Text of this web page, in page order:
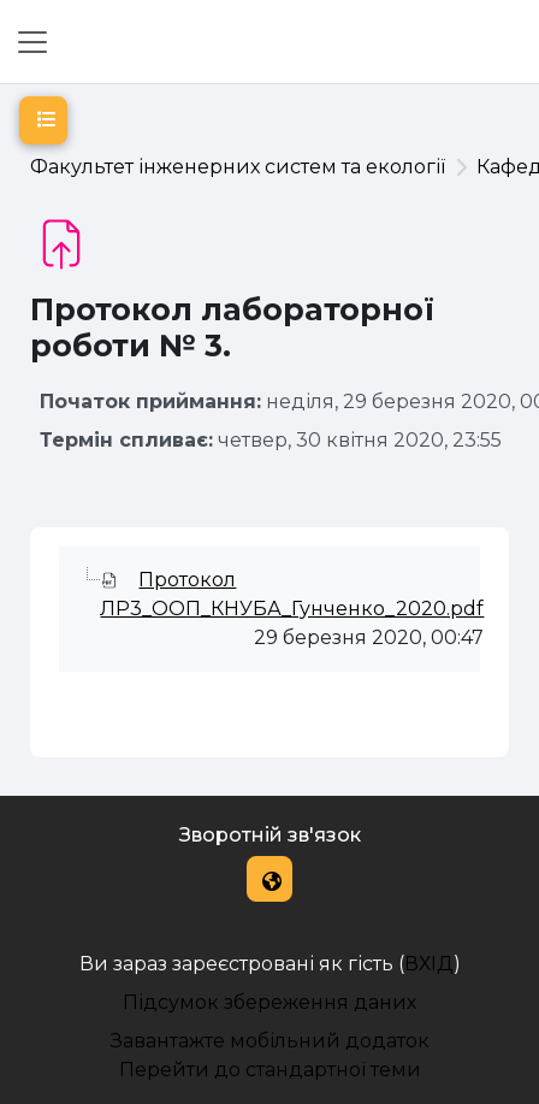
Факультет інженерних систем та екології
Протокол лабораторної
роботи № 3.
Початок приймання: неділя, 29 березня 2020,
Термін спливає: четвер, 30 квітня 2020, 23:55
Відкритий покажчик курсу
Протокол
ЛР3_ООП_КНУБА_Гунченко_2020.pdf
29 березня 2020, 00:47
Зворотній зв'язок
Ви зараз зареєстровані як гість (ВХІД )
Підсумок збереження даних
Завантажте мобільний додаток
Перейти до стандартної теми